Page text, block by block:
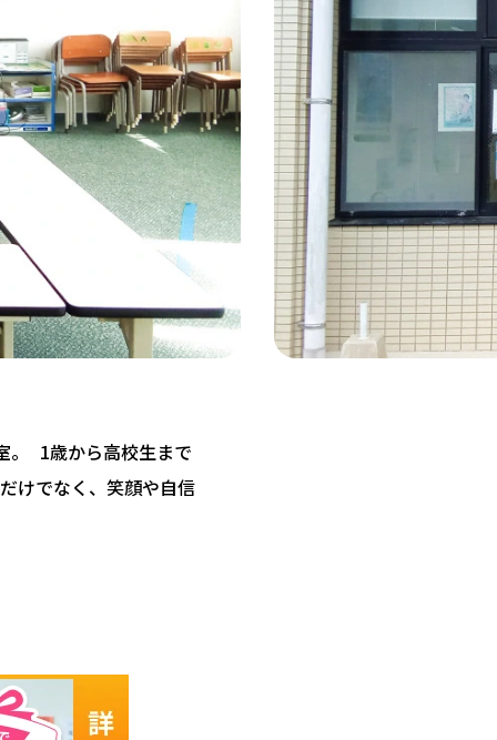
。 1歳から高校生まで
けでなく、笑顔や自信